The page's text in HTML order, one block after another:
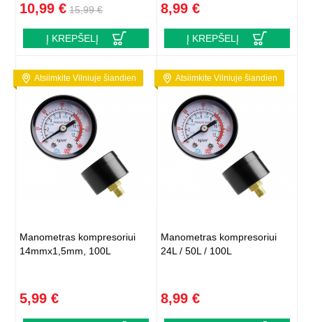
10,99 € 15,99 €
Į KREPŠELĮ
8,99 €
Į KREPŠELĮ
Atsiimkite Vilniuje šiandien
Manometras kompresoriui
14mmx1,5mm, 100L
5,99 €
Atsiimkite Vilniuje šiandien
Manometras kompresoriui
24L / 50L / 100L
8,99 €